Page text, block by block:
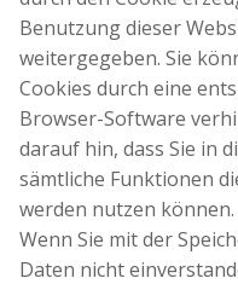
Benutzung dieser
weitergegeben. Sie
Cookies durch eine
Browser-Software
darauf hin, dass Sie in
sämtliche Funktionen
werden nutzen können.
Wenn Sie mit der
Daten nicht